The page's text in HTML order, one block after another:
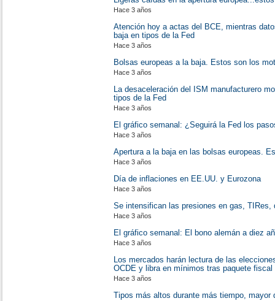
Hace 3 años
Atención hoy a actas del BCE, mientras
baja en tipos de la Fed
Hace 3 años
Bolsas europeas a la baja. Estos son los
Hace 3 años
La desaceleración del ISM manufacturero
tipos de la Fed
Hace 3 años
El gráfico semanal: ¿Seguirá la Fed los
Hace 3 años
Apertura a la baja en las bolsas europeas.
Hace 3 años
Día de inflaciones en EE.UU. y Eurozona
Hace 3 años
Se intensifican las presiones en gas, TIRes,
Hace 3 años
El gráfico semanal: El bono alemán a diez
Hace 3 años
Los mercados harán lectura de las
OCDE y libra en mínimos tras paquete fiscal
Hace 3 años
Tipos más altos durante más tiempo, mayor